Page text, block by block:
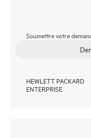
Soumettre votre
HEWLETT PACKARD
ENTERPRISE